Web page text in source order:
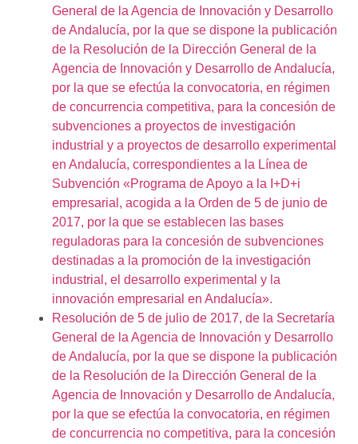
General de la Agencia de Innovación y Desarrollo
de Andalucía, por la que se dispone la publicación
de la Resolución de la Dirección General de la
Agencia de Innovación y Desarrollo de Andalucía,
por la que se efectúa la convocatoria, en régimen
de concurrencia competitiva, para la concesión de
subvenciones a proyectos de investigación
industrial y a proyectos de desarrollo experimental
en Andalucía, correspondientes a la Línea de
Subvención «Programa de Apoyo a la I+D+i
empresarial, acogida a la Orden de 5 de junio de
2017, por la que se establecen las bases
reguladoras para la concesión de subvenciones
destinadas a la promoción de la investigación
industrial, el desarrollo experimental y la
innovación empresarial en Andalucía».
Resolución de 5 de julio de 2017, de la Secretaría
General de la Agencia de Innovación y Desarrollo
de Andalucía, por la que se dispone la publicación
de la Resolución de la Dirección General de la
Agencia de Innovación y Desarrollo de Andalucía,
por la que se efectúa la convocatoria, en régimen
de concurrencia no competitiva, para la concesión